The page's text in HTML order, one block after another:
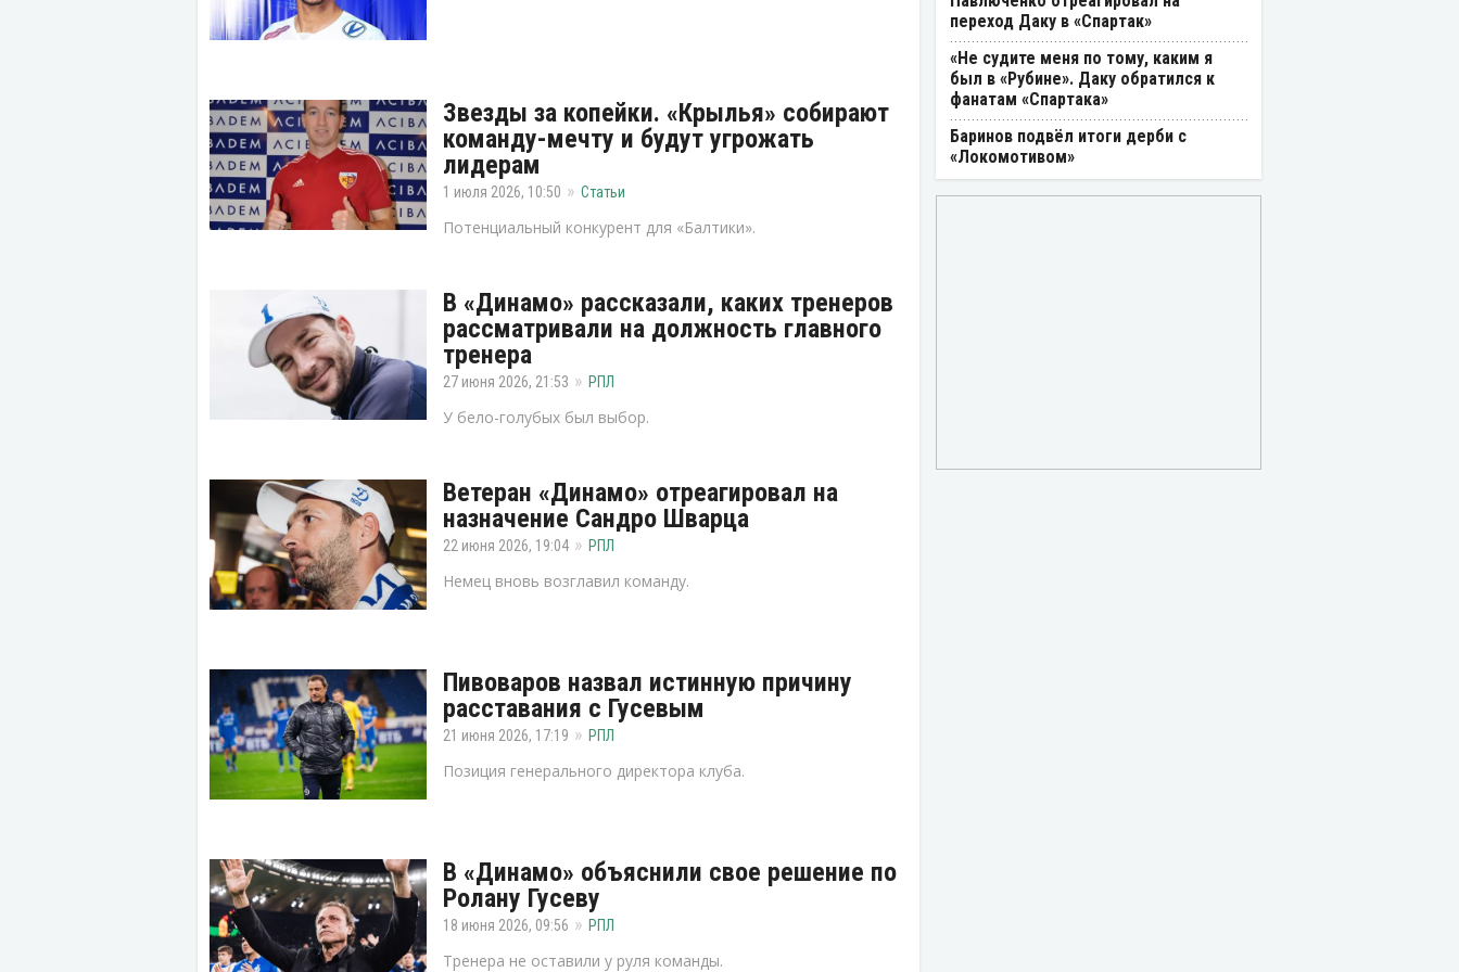
Звезды за копейки. «Крылья» собирают
команду-мечту и будут угрожать
лидерам
1 июля 2026, 10:50 Статьи
Потенциальный конкурент для «Балтики».
В «Динамо» рассказали, каких тренеров
рассматривали на должность главного
тренера
27 июня 2026, 21:53 РПЛ
У бело-голубых был выбор.
Ветеран «Динамо» отреагировал на
назначение Сандро Шварца
22 июня 2026, 19:04 РПЛ
Немец вновь возглавил команду.
Пивоваров назвал истинную причину
расставания с Гусевым
21 июня 2026, 17:19 РПЛ
Позиция генерального директора клуба.
В «Динамо» объяснили свое решение по
Ролану Гусеву
18 июня 2026, 09:56 РПЛ
Тренера не оставили у руля команды.
переход Даку в «Спартак»
«Не судите меня по тому, каким я
был в «Рубине». Даку обратился к
фанатам «Спартака»
Баринов подвёл итоги дерби с
«Локомотивом»